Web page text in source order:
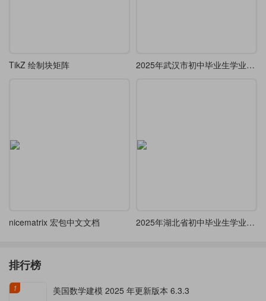
TikZ 绘制块矩阵 2025年武汉市初中毕业生学业考试数学试卷
nicematrix 宏包中文文档 2025年湖北省初中毕业生学业水平考试数学试卷A3幅面两栏试卷
排行榜
1 美国数学建模 2025 年更新版本 6.3.3